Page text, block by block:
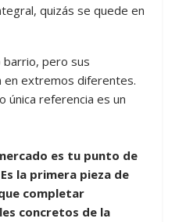
quizás se quede en
barrio, pero sus
en extremos diferentes.
única referencia es un
es tu punto de
la primera pieza de
completar
concretos de la